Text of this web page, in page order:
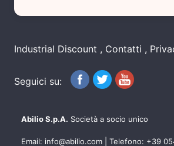
Industrial Discount Contatti
Seguici su:
Abilio S.p.A. Società a socio unico
Email: info@abilio.com | Telefono: +39